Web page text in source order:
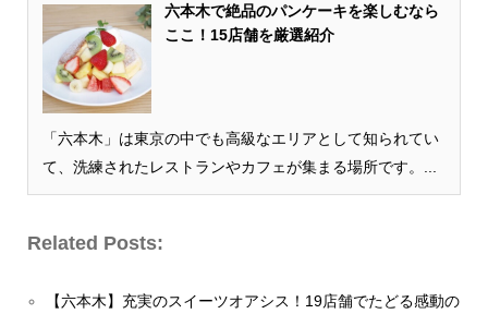
六本木で絶品のパンケーキを楽しむなら
ここ！15店舗を厳選紹介
「六本木」は東京の中でも高級なエリアとして知られてい
て、洗練されたレストランやカフェが集まる場所です。...
Related Posts:
【六本木】充実のスイーツオアシス！19店舗でたどる感動の